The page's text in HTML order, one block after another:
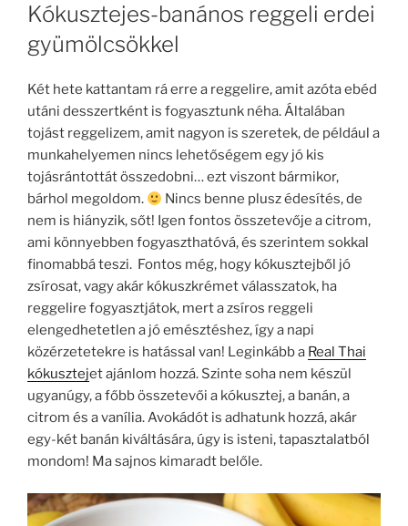
Kókusztejes-banános reggeli erdei
gyümölcsökkel
Két hete kattantam rá erre a reggelire, amit azóta ebéd
utáni desszertként is fogyasztunk néha. Általában
tojást reggelizem, amit nagyon is szeretek, de például a
munkahelyemen nincs lehetőségem egy jó kis
tojásrántottát összedobni… ezt viszont bármikor,
bárhol megoldom.
Nincs benne plusz édesítés, de
nem is hiányzik, sőt! Igen fontos összetevője a citrom,
ami könnyebben fogyaszthatóvá, és szerintem sokkal
finomabbá teszi. Fontos még, hogy kókusztejből jó
zsírosat, vagy akár kókuszkrémet válasszatok, ha
reggelire fogyasztjátok, mert a zsíros reggeli
elengedhetetlen a jó emésztéshez, így a napi
közérzetetekre is hatással van! Leginkább a Real Thai
kókusztejet ajánlom hozzá. Szinte soha nem készül
ugyanúgy, a főbb összetevői a kókusztej, a banán, a
citrom és a vanília. Avokádót is adhatunk hozzá, akár
egy-két banán kiváltására, úgy is isteni, tapasztalatból
mondom! Ma sajnos kimaradt belőle.